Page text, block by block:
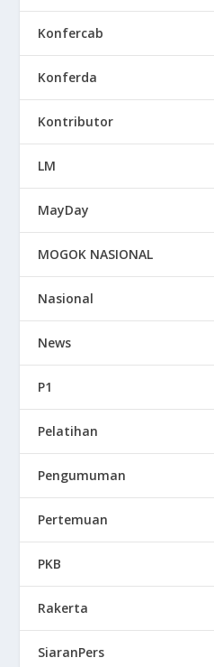
Konfercab
Konferda
Kontributor
LM
MayDay
MOGOK NASIONAL
Nasional
News
P1
Pelatihan
Pengumuman
Pertemuan
PKB
Rakerta
SiaranPers